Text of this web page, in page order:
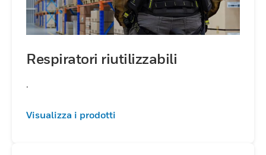
Respiratori riutilizzabili
.
Visualizza i prodotti